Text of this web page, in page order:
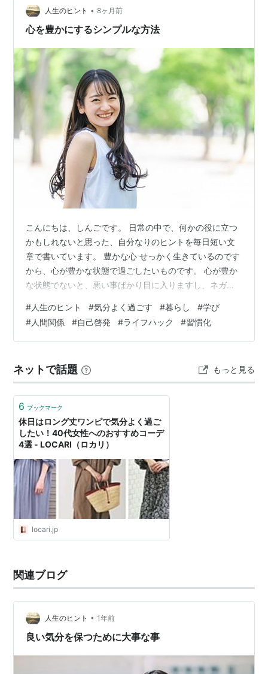
人生のヒント • 8ヶ月前
心を豊かにするシンプルな方法
こんにちは、しんごです。 日常の中で、何かの役に立つ
かもしれないと思った、自分なりのヒントを毎日短い文
章で書いています。 豊かな心 せっかく生きているのです
から、心が豊かな状態で過ごしたいものです。 心が豊か
な状態でないと、悪い事ばかり目に入りますし、ネガテ
ってしまいます。 なるべく気分よく過ごせる時間を増や
したいところですが、具体的にどうすれば良いかと言わ
れると、あまり思いつかないかもしれません。 心を豊か
る精神 心をなるべく豊かに保つ方法としては、 「誰かを
助ける」 という姿勢を持つという…
#人生のヒント #気分よく過ごす #暮らし #学び
#人間関係 #自己啓発 #ライフハック #習慣化
ネットで話題 もっと見る
6 ブックマーク
休日はロング丈ワンピで気分よく過ご
したい！40代女性へのおすすめコーデ
4選 - LOCARI（ロカリ）
locari.jp
関連ブログ
人生のヒント • 1年前
良い気分を保つために大事な事